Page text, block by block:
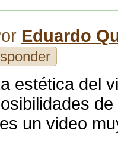
Eduardo
estética del
un video